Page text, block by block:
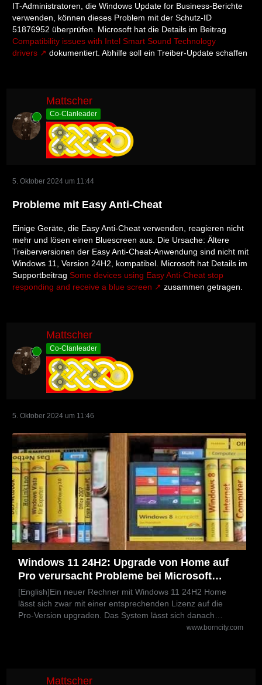
IT-Administratoren, die Windows Update for Business-Berichte
verwenden, können dieses Problem mit der Schutz-ID
51876952 überprüfen. Microsoft hat die Details im Beitrag
Compatibility issues with Intel Smart Sound Technology
drivers
dokumentiert. Abhilfe soll ein Treiber-Update schaffen
Online
Mattscher
Co-Clanleader
5. Oktober 2024 um 11:44
Probleme mit Easy Anti-Cheat
Einige Geräte, die Easy Anti-Cheat verwenden, reagieren nicht
mehr und lösen einen Bluescreen aus. Die Ursache: Ältere
Treiberversionen der Easy Anti-Cheat-Anwendung sind nicht mit
Windows 11, Version 24H2, kompatibel. Microsoft hat Details im
Supportbeitrag Some devices using Easy Anti-Cheat stop
responding and receive a blue screen
zusammen getragen.
Online
Mattscher
Co-Clanleader
5. Oktober 2024 um 11:46
Windows 11 24H2: Upgrade von Home auf
Pro verursacht Probleme bei Microsoft
Defender for Endpoint
[English]Ein neuer Rechner mit Windows 11 24H2 Home
lässt sich zwar mit einer entsprechenden Lizenz auf die
Pro-Version upgraden. Das System lässt sich danach…
www.borncity.com
Mattscher